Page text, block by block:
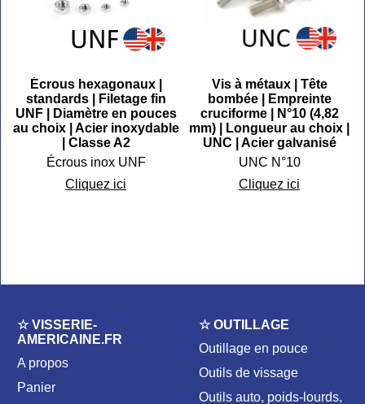
Écrous hexagonaux |
standards | Filetage fin
UNF | Diamètre en pouces
au choix | Acier inoxydable
| Classe A2
Écrous inox UNF
Cliquez ici
Vis à métaux | Tête
bombée | Empreinte
cruciforme | N°10 (4,82
mm) | Longueur au choix |
UNC | Acier galvanisé
UNC N°10
Cliquez ici
☆ VISSERIE-
AMERICAINE.FR
A propos
Panier
☆ OUTILLAGE
Outillage en pouce
Outils de vissage
Outils auto, poids-lourds,